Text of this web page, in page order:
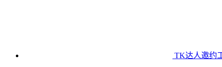
TK达人邀约